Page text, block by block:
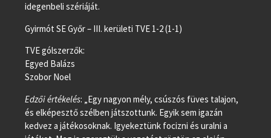
idegenbeli szériáját.
Gyirmót SE Győr – III. kerületi TVE 1-2 (1-1)
TVE gólszerzők:
Egyed Balázs
Szobor Noel
Edzői értékelés: „Egy nagyon mély, csúszós füves talajon,
és elképesztő szélben játszottunk. Egyik sem igazán
kedvez a játékosoknak. Igyekeztünk focizni és uralni a